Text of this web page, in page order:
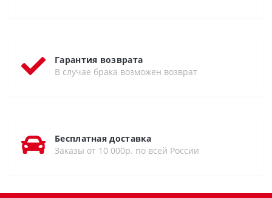
Гарантия возврата
В случае брака возможен возврат
Бесплатная доставка
Заказы от 10 000р. по всей России